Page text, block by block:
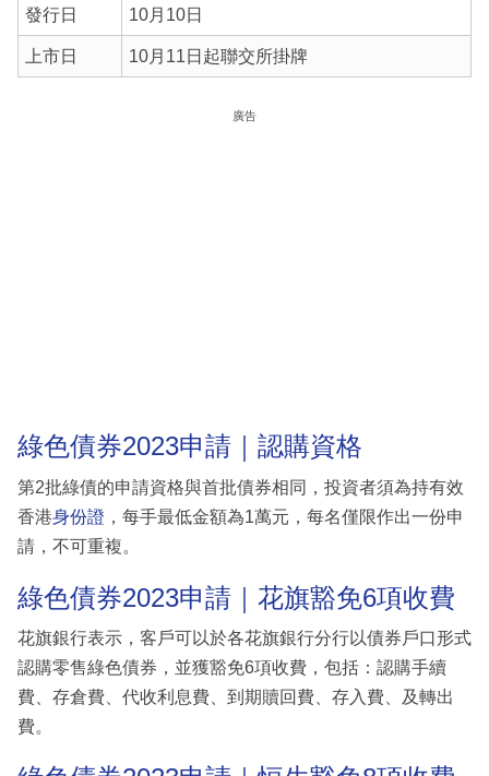
發行日 10月10日
上市日 10月11日起聯交所掛牌
廣告
綠色債券2023申請｜認購資格
第2批綠債的申請資格與首批債券相同，投資者須為持有效
香港身份證 ，每手最低金額為1萬元，每名僅限作出一份申
請，不可重複。
綠色債券2023申請｜花旗豁免6項收費
花旗銀行表示，客戶可以於各花旗銀行分行以債券戶口形式
認購零售綠色債券，並獲豁免6項收費，包括：認購手續
費、存倉費、代收利息費、到期贖回費、存入費、及轉出
費。